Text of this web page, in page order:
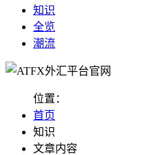
知识
全览
潮流
位置：
首页
知识
文章内容